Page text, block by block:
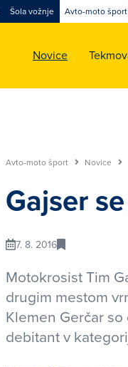
Šola vožnje Avto-moto šport
Novice
Avto-moto šport Novice
Gajser
7. 8. 2016
Motokrosist Tim
drugim mestom
Klemen Gerčar
debitant v